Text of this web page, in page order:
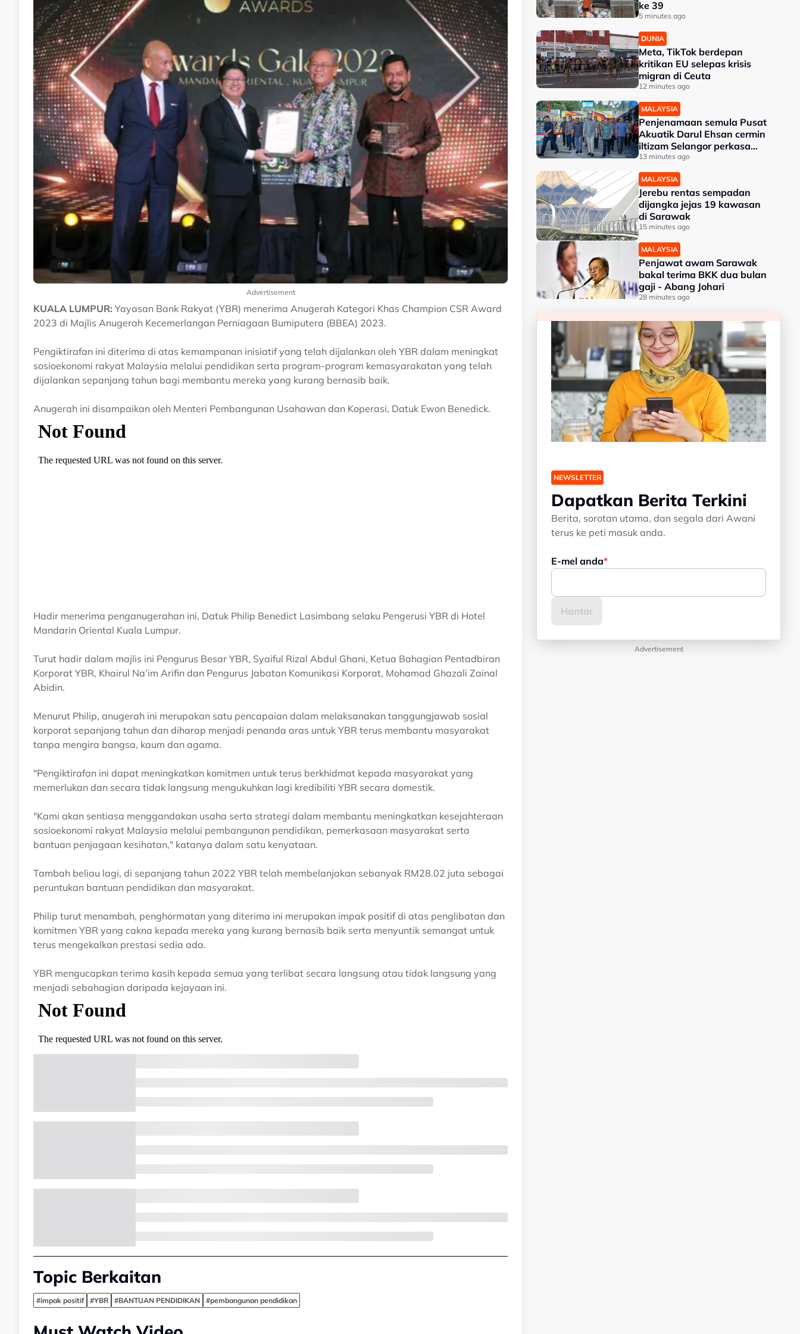
Advertisement
KUALA LUMPUR: Yayasan Bank Rakyat (YBR) menerima Anugerah Kategori Khas Champion CSR Award
2023 di Majlis Anugerah Kecemerlangan Perniagaan Bumiputera (BBEA) 2023.
Pengiktirafan ini diterima di atas kemampanan inisiatif yang telah dijalankan oleh YBR dalam meningkat
sosioekonomi rakyat Malaysia melalui pendidikan serta program-program kemasyarakatan yang telah
dijalankan sepanjang tahun bagi membantu mereka yang kurang bernasib baik.
Anugerah ini disampaikan oleh Menteri Pembangunan Usahawan dan Koperasi, Datuk Ewon Benedick.
Hadir menerima penganugerahan ini, Datuk Philip Benedict Lasimbang selaku Pengerusi YBR di Hotel
Mandarin Oriental Kuala Lumpur.
Turut hadir dalam majlis ini Pengurus Besar YBR, Syaiful Rizal Abdul Ghani, Ketua Bahagian Pentadbiran
Korporat YBR, Khairul Na’im Arifin dan Pengurus Jabatan Komunikasi Korporat, Mohamad Ghazali Zainal
Abidin.
Menurut Philip, anugerah ini merupakan satu pencapaian dalam melaksanakan tanggungjawab sosial
korporat sepanjang tahun dan diharap menjadi penanda aras untuk YBR terus membantu masyarakat
tanpa mengira bangsa, kaum dan agama.
"Pengiktirafan ini dapat meningkatkan komitmen untuk terus berkhidmat kepada masyarakat yang
memerlukan dan secara tidak langsung mengukuhkan lagi kredibiliti YBR secara domestik.
"Kami akan sentiasa menggandakan usaha serta strategi dalam membantu meningkatkan kesejahteraan
sosioekonomi rakyat Malaysia melalui pembangunan pendidikan, pemerkasaan masyarakat serta
bantuan penjagaan kesihatan," katanya dalam satu kenyataan.
Tambah beliau lagi, di sepanjang tahun 2022 YBR telah membelanjakan sebanyak RM28.02 juta sebagai
peruntukan bantuan pendidikan dan masyarakat.
Philip turut menambah, penghormatan yang diterima ini merupakan impak positif di atas penglibatan dan
komitmen YBR yang cakna kepada mereka yang kurang bernasib baik serta menyuntik semangat untuk
terus mengekalkan prestasi sedia ada.
YBR mengucapkan terima kasih kepada semua yang terlibat secara langsung atau tidak langsung yang
menjadi sebahagian daripada kejayaan ini.
Topic Berkaitan
#impak positif #YBR #BANTUAN PENDIDIKAN #pembangunan pendidikan
ke 39
5 minutes ago
DUNIA
Meta, TikTok berdepan
kritikan EU selepas krisis
migran di Ceuta
12 minutes ago
MALAYSIA
Penjenamaan semula Pusat
Akuatik Darul Ehsan cermin
iltizam Selangor perkasa
aset awam - Amirudin
13 minutes ago
MALAYSIA
Jerebu rentas sempadan
dijangka jejas 19 kawasan
di Sarawak
15 minutes ago
MALAYSIA
Penjawat awam Sarawak
bakal terima BKK dua bulan
gaji - Abang Johari
28 minutes ago
NEWSLETTER
Dapatkan Berita Terkini
Berita, sorotan utama, dan segala dari Awani
terus ke peti masuk anda.
E-mel anda
Advertisement